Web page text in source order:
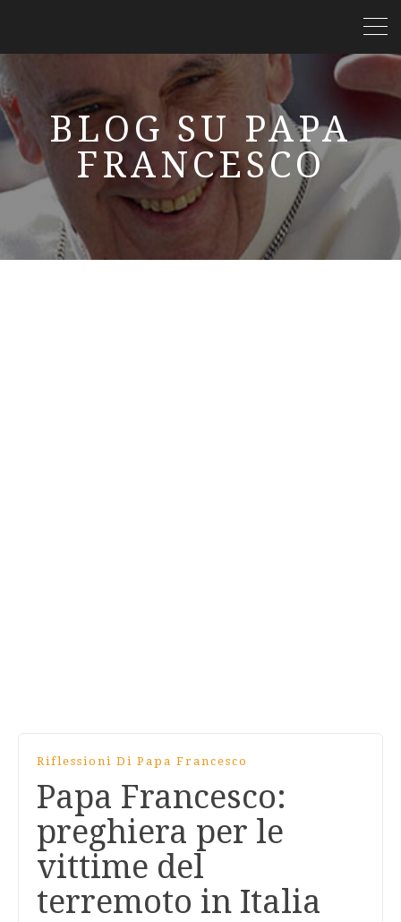
BLOG SU PAPA
FRANCESCO
Riflessioni Di Papa Francesco
Papa Francesco:
preghiera per le
vittime del
terremoto in Italia